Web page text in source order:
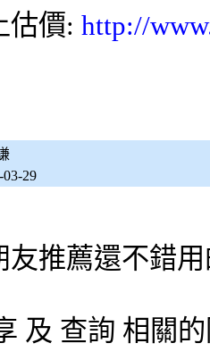
估價: http://
03-29
友推薦還不錯
及 查詢 相關